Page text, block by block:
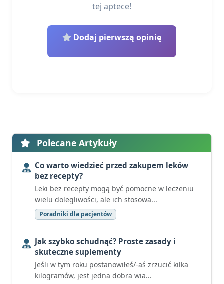
tej aptece!
Dodaj pierwszą opinię
Polecane Artykuły
Co warto wiedzieć przed zakupem leków
bez recepty?
Leki bez recepty mogą być pomocne w leczeniu
wielu dolegliwości, ale ich stosowa...
Poradniki dla pacjentów
Jak szybko schudnąć? Proste zasady i
skuteczne suplementy
Jeśli w tym roku postanowiłeś/-aś zrzucić kilka
kilogramów, jest jedna dobra wia...